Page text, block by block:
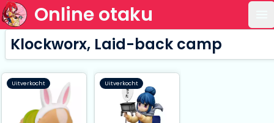
Online otaku
Klockworx, Laid-back camp
Uitverkocht Uitverkocht